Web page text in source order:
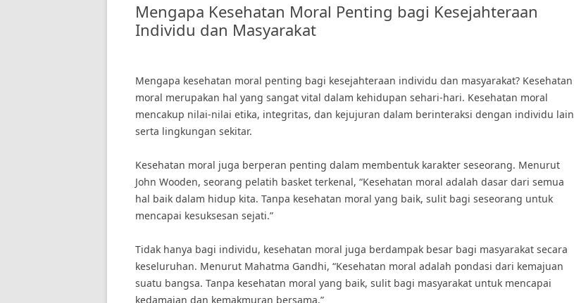
Mengapa Kesehatan Moral Penting bagi Kesejahteraan
Individu dan Masyarakat
Mengapa kesehatan moral penting bagi kesejahteraan individu dan masyarakat? Kesehatan
moral merupakan hal yang sangat vital dalam kehidupan sehari-hari. Kesehatan moral
mencakup nilai-nilai etika, integritas, dan kejujuran dalam berinteraksi dengan individu lain
serta lingkungan sekitar.
Kesehatan moral juga berperan penting dalam membentuk karakter seseorang. Menurut
John Wooden, seorang pelatih basket terkenal, “Kesehatan moral adalah dasar dari semua
hal baik dalam hidup kita. Tanpa kesehatan moral yang baik, sulit bagi seseorang untuk
mencapai kesuksesan sejati.”
Tidak hanya bagi individu, kesehatan moral juga berdampak besar bagi masyarakat secara
keseluruhan. Menurut Mahatma Gandhi, “Kesehatan moral adalah pondasi dari kemajuan
suatu bangsa. Tanpa kesehatan moral yang baik, sulit bagi masyarakat untuk mencapai
kedamaian dan kemakmuran bersama.”